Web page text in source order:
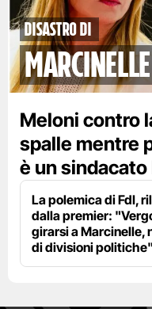
disastro di
marcinelle
Meloni contro
spalle mentre
è un sindacato
La polemica di FdI,
dalla premier:
girarsi a Marcinelle,
di divisioni politiche"